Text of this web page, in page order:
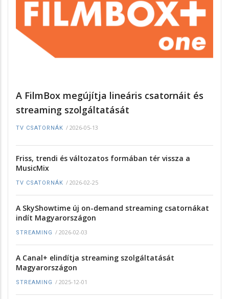
A FilmBox megújítja lineáris csatornáit és
streaming szolgáltatását
TV CSATORNÁK / 2026-05-13
Friss, trendi és változatos formában tér vissza a
MusicMix
TV CSATORNÁK / 2026-02-25
A SkyShowtime új on-demand streaming csatornákat
indít Magyarországon
STREAMING / 2026-02-03
A Canal+ elindítja streaming szolgáltatását
Magyarországon
STREAMING / 2025-12-01